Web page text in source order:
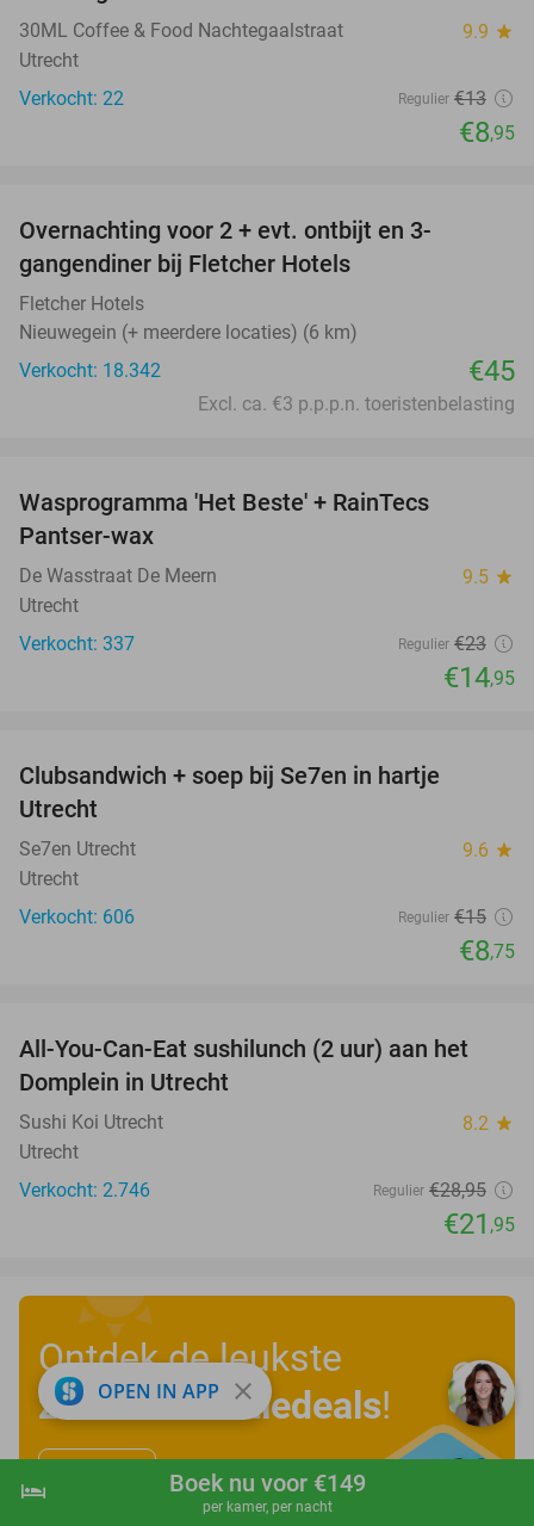
shopping_cart Boek nu
hotel Boek nu voor €149
per kamer, per nacht
30ML Coffee & Food Nachtegaalstraat 9.9 star
Utrecht
Verkocht: 22
Regulier €13
€8,95
Overnachting voor 2 + evt. ontbijt en 3-
gangendiner bij Fletcher Hotels
Fletcher Hotels
Nieuwegein (+ meerdere locaties) (6 km)
Verkocht: 18.342
€45
Excl. ca. €3 p.p.p.n. toeristenbelasting
Wasprogramma 'Het Beste' + RainTecs
Pantser-wax
De Wasstraat De Meern 9.5 star
Utrecht
Verkocht: 337
Regulier €23
€14,95
Clubsandwich + soep bij Se7en in hartje
Utrecht
Se7en Utrecht 9.6 star
Utrecht
Verkocht: 606
Regulier €15
€8,75
24%
All-You-Can-Eat sushilunch (2 uur) aan het
Domplein in Utrecht
Sushi Koi Utrecht 8.2 star
Utrecht
Verkocht: 2.746
Regulier €28,95
€21 ,95
Ontdek de leukste
zomervakantiedeals!
OPEN IN APP close